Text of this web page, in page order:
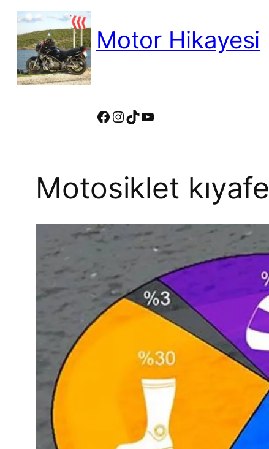
İçeriğe
geç
Motor Hikayesi
Facebook InstagramTikTok YouTube
Motosiklet